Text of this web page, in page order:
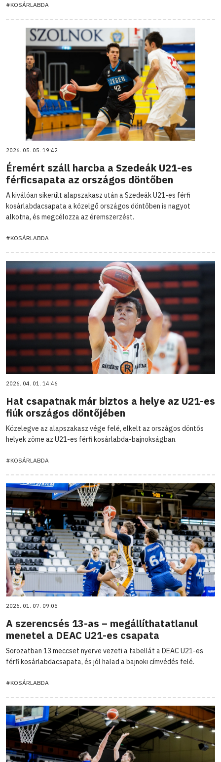
#KOSÁRLABDA
2026. 05. 05. 19:42
Éremért száll harcba a Szedeák U21-es
férficsapata az országos döntőben
A kiválóan sikerült alapszakasz után a Szedeák U21-es férfi
kosárlabdacsapata a közelgő országos döntőben is nagyot
alkotna, és megcélozza az éremszerzést.
#KOSÁRLABDA
2026. 04. 01. 14:46
Hat csapatnak már biztos a helye az U21-es
fiúk országos döntőjében
Közelegve az alapszakasz vége felé, elkelt az országos döntős
helyek zöme az U21-es férfi kosárlabda-bajnokságban.
#KOSÁRLABDA
2026. 01. 07. 09:05
A szerencsés 13-as – megállíthatatlanul
menetel a DEAC U21-es csapata
Sorozatban 13 meccset nyerve vezeti a tabellát a DEAC U21-es
férfi kosárlabdacsapata, és jól halad a bajnoki címvédés felé.
#KOSÁRLABDA